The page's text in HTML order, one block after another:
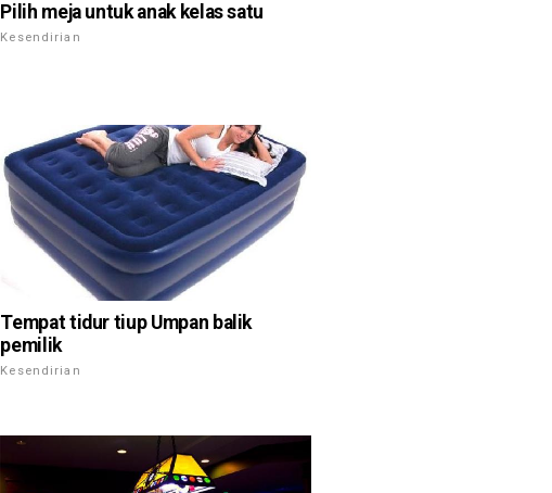
Pilih meja untuk anak kelas satu
Kesendirian
Tempat tidur tiup Umpan balik
pemilik
Kesendirian